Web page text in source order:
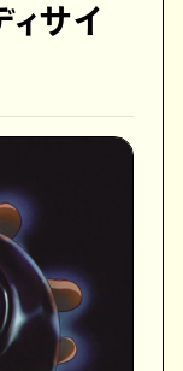
ィサイ